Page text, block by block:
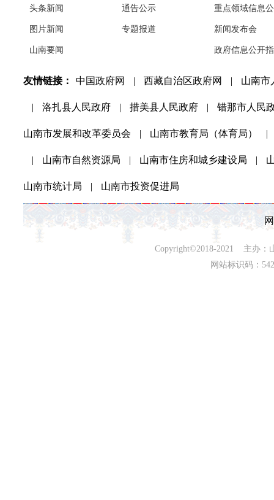
头条新闻
图片新闻
山南要闻
通告公示
专题报道
重点领域信息
新闻发布会
政府信息公开
友情链接： 中国政府网 | 西藏自治区政府网 | 山南市
| 洛扎县人民政府 | 措美县人民政府 | 错那市人民
山南市发展和改革委员会 | 山南市教育局（体育局） |
| 山南市自然资源局 | 山南市住房和城乡建设局 |
山南市统计局 | 山南市投资促进局
Copyright©2018-2021 主办：
网站标识码：